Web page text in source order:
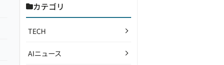
カテゴリ
TECH
AIニュース